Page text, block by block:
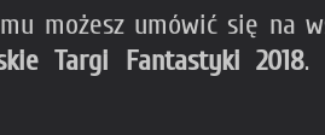
możesz umówić się na
Targi Fantastyki 2018.